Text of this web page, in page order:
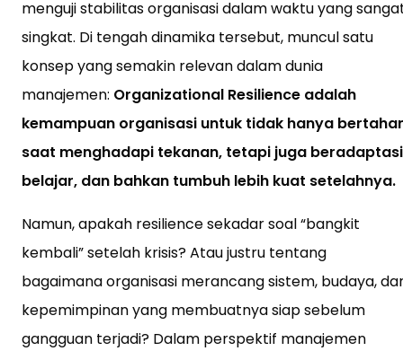
menguji stabilitas organisasi dalam waktu yang
singkat. Di tengah dinamika tersebut, muncul satu
konsep yang semakin relevan dalam dunia
manajemen: Organizational Resilience adalah
kemampuan organisasi untuk tidak hanya
saat menghadapi tekanan, tetapi juga
belajar, dan bahkan tumbuh lebih kuat setelahnya.
Namun, apakah resilience sekadar soal “bangkit
kembali” setelah krisis? Atau justru tentang
bagaimana organisasi merancang sistem, budaya,
kepemimpinan yang membuatnya siap sebelum
gangguan terjadi? Dalam perspektif manajemen